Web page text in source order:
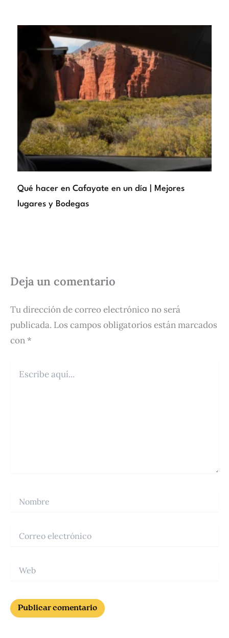
Qué hacer en Cafayate en un día | Mejores
lugares y Bodegas
Deja un comentario
Tu dirección de correo electrónico no será
publicada. Los campos obligatorios están marcados
con*
aquí...
electrónico